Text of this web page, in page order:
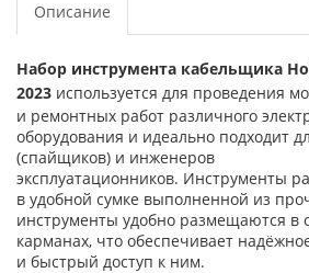
Описание
Набор инструмента кабельщика
2023 используется для проведения
и ремонтных работ различного
оборудования и идеально подходит
(спайщиков) и инженеров
эксплуатационников. Инструменты
в удобной сумке выполненной из
инструменты удобно размещаются в
карманах, что обеспечивает
и быстрый доступ к ним.